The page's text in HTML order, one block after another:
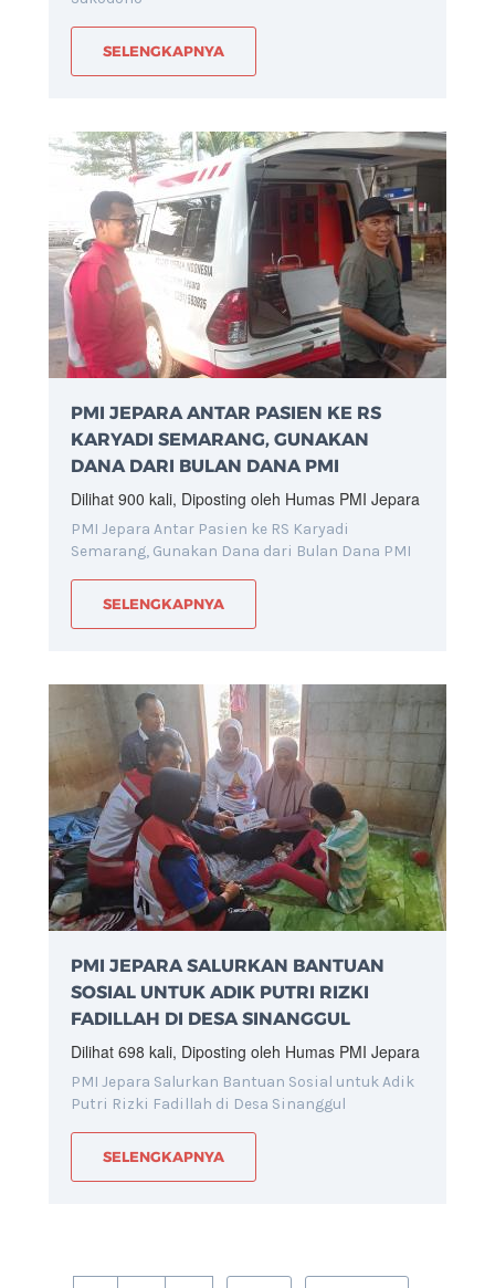
SELENGKAPNYA
PMI JEPARA ANTAR PASIEN KE RS
KARYADI SEMARANG, GUNAKAN
DANA DARI BULAN DANA PMI
Dilihat 900 kali, Diposting oleh Humas PMI Jepara
PMI Jepara Antar Pasien ke RS Karyadi
Semarang, Gunakan Dana dari Bulan Dana PMI
SELENGKAPNYA
PMI JEPARA SALURKAN BANTUAN
SOSIAL UNTUK ADIK PUTRI RIZKI
FADILLAH DI DESA SINANGGUL
Dilihat 698 kali, Diposting oleh Humas PMI Jepara
PMI Jepara Salurkan Bantuan Sosial untuk Adik
Putri Rizki Fadillah di Desa Sinanggul
SELENGKAPNYA